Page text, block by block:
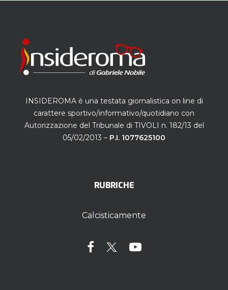
INSIDEROMA è una testata giornalistica on line di
carattere sportivo/informativo/quotidiano con
Autorizzazione del Tribunale di TIVOLI n. 182/13 del
05/02/2013 – P.I. 1077625100
RUBRICHE
Calcisticamente